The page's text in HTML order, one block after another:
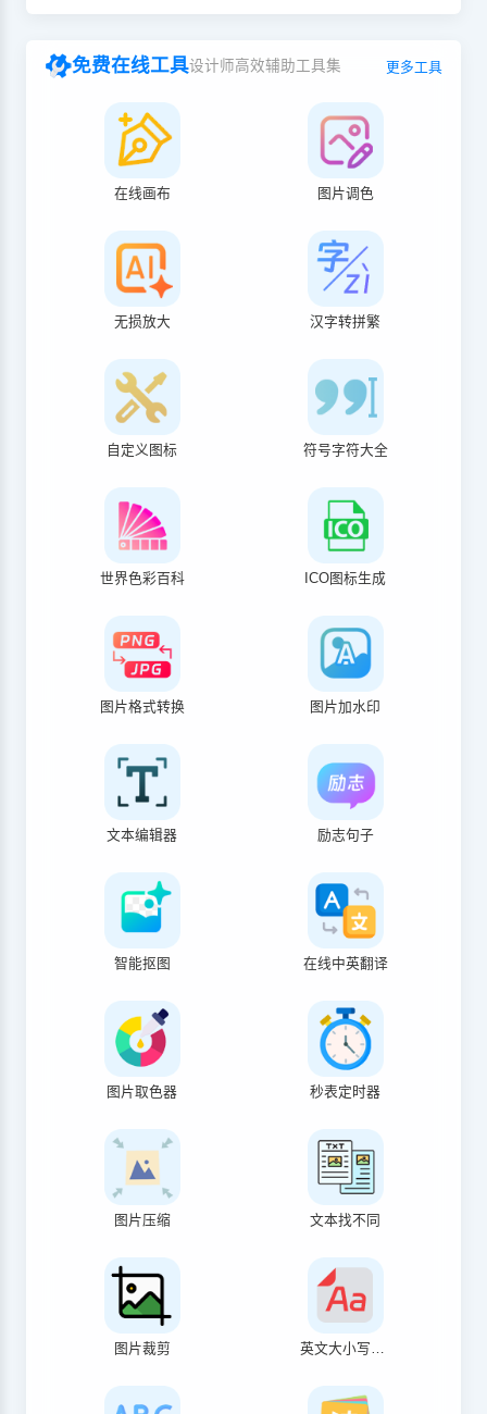
免费在线工具设计师高效辅助工具集 更多工具
在线画布 图片调色
无损放大 汉字转拼繁
自定义图标 符号字符大全
世界色彩百科 ICO图标生成
图片格式转换 图片加水印
文本编辑器 励志句子
智能抠图 在线中英翻译
图片取色器 秒表定时器
图片压缩 文本找不同
图片裁剪 英文大小写转换